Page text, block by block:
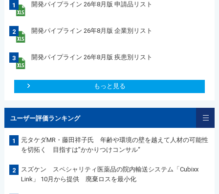
1 開発パイプライン 26年8月版 申請品リスト
2 開発パイプライン 26年8月版 企業別リスト
3 開発パイプライン 26年8月版 疾患別リスト
もっと見る
ユーザー評価ランキング
1
元タケダMR・藤田祥子氏 年齢や環境の壁を越えて人材の可能性
を切拓く 目指すは”かかりつけコンサル“
2
スズケン スペシャリティ医薬品の院内輸送システム「Cubixx
Link」 10月から提供 廃棄ロスを最小化